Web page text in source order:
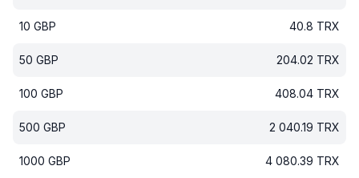
10 GBP 40.8 TRX
50 GBP 204.02 TRX
100 GBP 408.04 TRX
500 GBP 2 040.19 TRX
1000 GBP 4 080.39 TRX